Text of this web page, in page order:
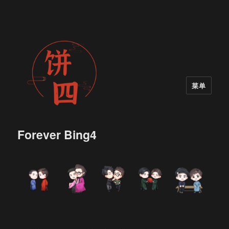
Forever Bing4
菜单